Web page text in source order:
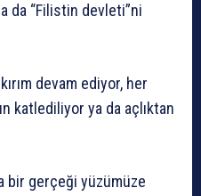
da “Filistin devleti”ni
devam ediyor, her
katlediliyor ya da açlıktan
bir gerçeği yüzümüze